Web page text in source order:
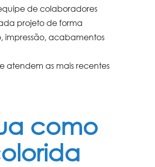
de colaboradores
projeto de forma
impressão, acabamentos
as mais recentes
como